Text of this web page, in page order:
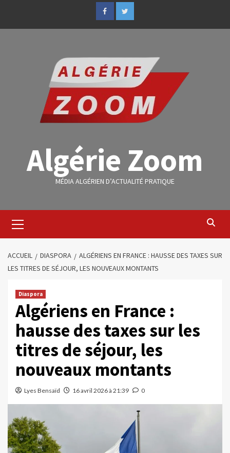
Algérie Zoom
MÉDIA ALGÉRIEN D’ACTUALITÉ PRATIQUE
ACCUEIL DIASPORA
ALGÉRIENS EN FRANCE : HAUSSE DES TAXES SUR
LES TITRES DE SÉJOUR, LES NOUVEAUX MONTANTS
Diaspora
Algériens en France :
hausse des taxes sur les
titres de séjour, les
nouveaux montants
Lyes Bensaïd 16 avril 2026 à 21:39 0